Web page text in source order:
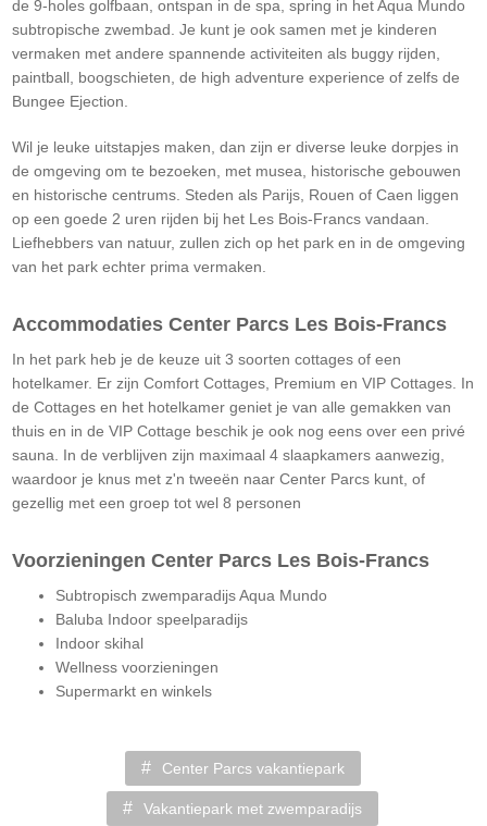
de 9-holes golfbaan, ontspan in de spa, spring in het Aqua Mundo
subtropische zwembad. Je kunt je ook samen met je kinderen
vermaken met andere spannende activiteiten als buggy rijden,
paintball, boogschieten, de high adventure experience of zelfs de
Bungee Ejection.
Wil je leuke uitstapjes maken, dan zijn er diverse leuke dorpjes in
de omgeving om te bezoeken, met musea, historische gebouwen
en historische centrums. Steden als Parijs, Rouen of Caen liggen
op een goede 2 uren rijden bij het Les Bois-Francs vandaan.
Liefhebbers van natuur, zullen zich op het park en in de omgeving
van het park echter prima vermaken.
Accommodaties Center Parcs Les Bois-Francs
In het park heb je de keuze uit 3 soorten cottages of een
hotelkamer. Er zijn Comfort Cottages, Premium en VIP Cottages. In
de Cottages en het hotelkamer geniet je van alle gemakken van
thuis en in de VIP Cottage beschik je ook nog eens over een privé
sauna. In de verblijven zijn maximaal 4 slaapkamers aanwezig,
waardoor je knus met z'n tweeën naar Center Parcs kunt, of
gezellig met een groep tot wel 8 personen
Voorzieningen Center Parcs Les Bois-Francs
Subtropisch zwemparadijs Aqua Mundo
Baluba Indoor speelparadijs
Indoor skihal
Wellness voorzieningen
Supermarkt en winkels
Center Parcs vakantiepark
Vakantiepark met zwemparadijs